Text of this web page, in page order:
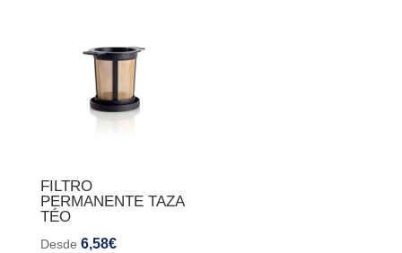
FILTRO
PERMANENTE TAZA
TÉO
Desde 6,58€